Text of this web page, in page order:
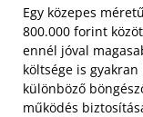
Egy közepes
800.000 forint
ennél jóval
költsége is
különböző
működés